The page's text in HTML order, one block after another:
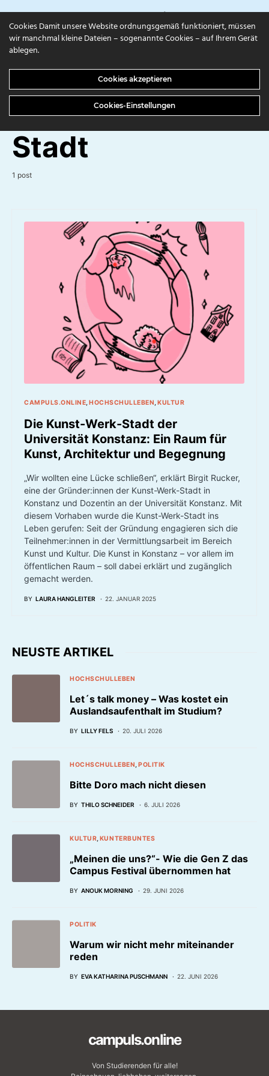
campuls.online
Kunst-Werk-
Stadt
1 post
CAMPULS.ONLINE HOCHSCHULLEBEN KULTUR
Die Kunst-Werk-Stadt der
Universität Konstanz: Ein Raum für
Kunst, Architektur und Begegnung
„Wir wollten eine Lücke schließen“, erklärt Birgit Rucker,
eine der Gründer:innen der Kunst-Werk-Stadt in
Konstanz und Dozentin an der Universität Konstanz. Mit
diesem Vorhaben wurde die Kunst-Werk-Stadt ins
Leben gerufen: Seit der Gründung engagieren sich die
Teilnehmer:innen in der Vermittlungsarbeit im Bereich
Kunst und Kultur. Die Kunst in Konstanz – vor allem im
öffentlichen Raum – soll dabei erklärt und zugänglich
gemacht werden.
BY LAURA HANGLEITER 22. JANUAR 2025
NEUSTE ARTIKEL
HOCHSCHULLEBEN
Let´s talk money – Was kostet ein
Auslandsaufenthalt im Studium?
BY LILLY FELS 20. JULI 2026
HOCHSCHULLEBEN POLITIK
Bitte Doro mach nicht diesen
BY THILO SCHNEIDER 6. JULI 2026
KULTUR KUNTERBUNTES
„Meinen die uns?“- Wie die Gen Z das
Campus Festival übernommen hat
BY ANOUK MORNING 29. JUNI 2026
POLITIK
Warum wir nicht mehr miteinander
reden
BY EVA KATHARINA PUSCHMANN 22. JUNI 2026
campuls.online
Von Studierenden für alle!
Cookies Damit unsere Website ordnungsgemäß funktioniert, müssen
wir manchmal kleine Dateien – sogenannte Cookies – auf Ihrem Gerät
ablegen.
Cookies akzeptieren
Cookies-Einstellungen